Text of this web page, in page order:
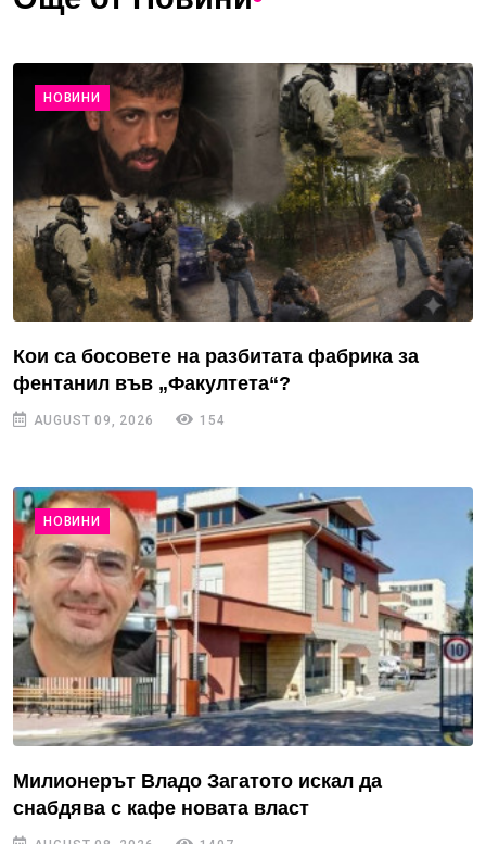
НОВИНИ
Кои са босовете на разбитата фабрика за
фентанил във „Факултета“?
AUGUST 09, 2026 154
НОВИНИ
Милионерът Владо Загатото искал да
снабдява с кафе новата власт